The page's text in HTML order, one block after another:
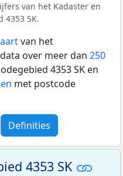
van het Kadaster en
4353 SK.
van het
over meer dan 250
4353 SK en
met postcode
Definities
4353 SK